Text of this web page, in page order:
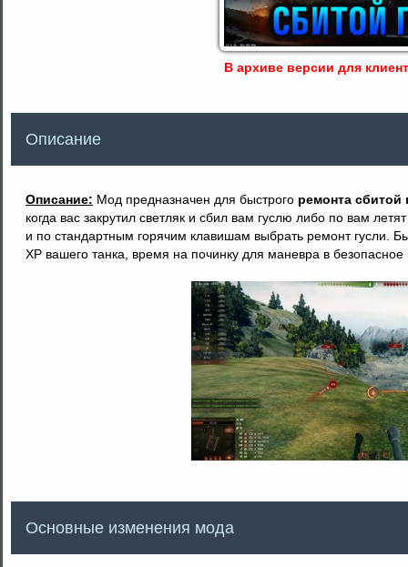
В архиве версии для
Описание
Описание: Мод предназначен для быстрого ремонта
когда вас закрутил светляк и сбил вам гуслю либо по вам
и по стандартным горячим клавишам выбрать ремонт гусли.
ХР вашего танка, время на починку для маневра в
Основные изменения мода